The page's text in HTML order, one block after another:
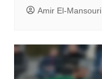
Amir El-Mansouri